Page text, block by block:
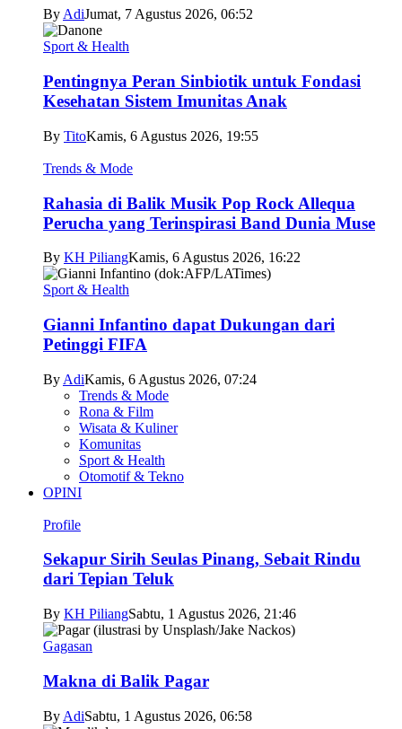
ByAdiJumat, 7 Agustus 2026, 06:52
Sport & Health
Pentingnya Peran Sinbiotik untuk Fondasi
Kesehatan Sistem Imunitas Anak
By TitoKamis, 6 Agustus 2026, 19:55
Trends & Mode
Rahasia di Balik Musik Pop Rock Allequa
Perucha yang Terinspirasi Band Dunia Muse
By KH PiliangKamis, 6 Agustus 2026, 16:22
Sport & Health
Gianni Infantino dapat Dukungan dari
Petinggi FIFA
By AdiKamis, 6 Agustus 2026, 07:24
Trends & Mode
Rona & Film
Wisata & Kuliner
Komunitas
Sport & Health
Otomotif & Tekno
OPINI
Profile
Sekapur Sirih Seulas Pinang, Sebait Rindu
dari Tepian Teluk
By KH PiliangSabtu, 1 Agustus 2026, 21:46
Gagasan
Makna di Balik Pagar
By AdiSabtu, 1 Agustus 2026, 06:58